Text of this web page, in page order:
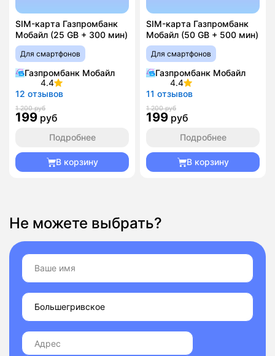
SIM-карта Газпромбанк
Мобайл (25 GB + 300 мин)
Для смартфонов
Газпромбанк Мобайл
4.4
12 отзывов
1 200 руб
199 руб
Подробнее
В корзину
SIM-карта Газпромбанк
Мобайл (50 GB + 500 мин)
Для смартфонов
Газпромбанк Мобайл
4.4
11 отзывов
1 200 руб
199 руб
Подробнее
В корзину
Не можете выбрать?